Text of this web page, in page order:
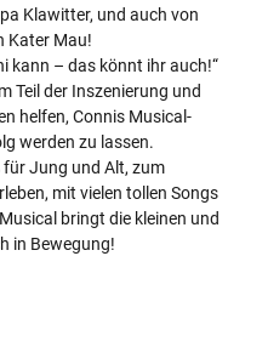
Klawitter, und auch von
Kater Mau!
kann – das könnt ihr auch!“
Teil der Inszenierung und
helfen, Connis Musical-
werden zu lassen.
Jung und Alt, zum
mit vielen tollen Songs
bringt die kleinen und
in Bewegung!